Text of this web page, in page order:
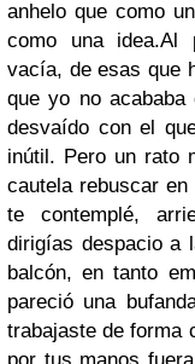
anhelo que como
como una idea.Al
vacía, de esas que
que yo no acababa
desvaído con el
inútil. Pero un rato
cautela rebuscar
te contemplé,
dirigías despacio a
balcón, en tanto
pareció una
trabajaste de forma